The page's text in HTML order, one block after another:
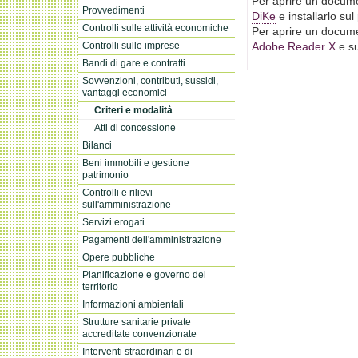
Provvedimenti
Controlli sulle attività economiche
Controlli sulle imprese
Bandi di gare e contratti
Sovvenzioni, contributi, sussidi,
vantaggi economici
Criteri e modalità
Atti di concessione
Bilanci
Beni immobili e gestione
patrimonio
Controlli e rilievi
sull'amministrazione
Servizi erogati
Pagamenti dell'amministrazione
Opere pubbliche
Pianificazione e governo del
territorio
Informazioni ambientali
Strutture sanitarie private
accreditate convenzionate
Interventi straordinari e di
DiKe e installarlo sul
Per aprire un
Adobe Reader X e